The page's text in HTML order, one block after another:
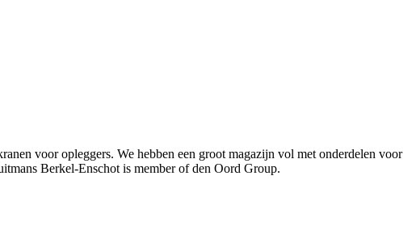
voor opleggers. We hebben een groot magazijn vol met onderdelen voor
Berkel-Enschot is member of den Oord Group.